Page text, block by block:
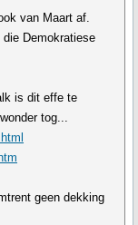
van Maart af.
Demokratiese
is dit effe te
tog...
geen dekking